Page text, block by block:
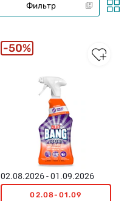
Фильтр
02.08.2026 - 01.09.2026
02.08-01.09
50%